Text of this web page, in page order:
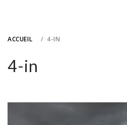
ACCUEIL 4-IN
4-in